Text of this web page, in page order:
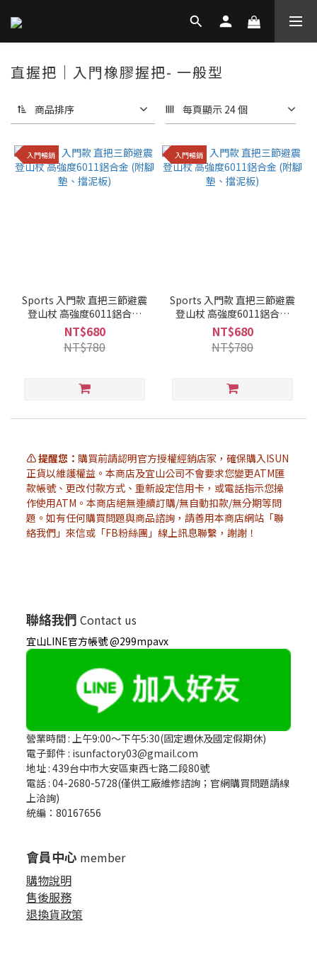
直握把｜入門橡膠握把- 一般型
商品排序 每頁顯示 24 個
入門暢銷
Sports 入門款 直把三節避震
登山杖 高強度6011鋁合金
(附腳墊、擋泥板)
NT$680
NT$780
入門暢銷
Sports 入門款 直把三節避震
登山杖 高強度6011鋁合金
(附腳墊、擋泥板)
NT$680
NT$780
⚠️ 提醒您： 購買前請認明官方授權經銷店家，確保購入ISUN
正貨以維護權益。本商店及宜山公司不會要求您變更ATM匯
款帳號、更改付款方式、重新設定信用卡，或電話指示您操
作使用ATM。本商店絕無連續訂購/無自動扣款/無分期等問
題。如有任何購買問題與商品諮詢，請善用本商店網站「聯
絡我們」來信或「FB粉絲團」線上訊息聯繫，謝謝！
聯絡我們 Contact us
宜山LINE官方帳號 @299mpavx
營業時間 : 上午9:00～下午5:30(固定週休及國定假期休)
電子郵件 : isunfactory03@gmail.com
地址 : 439台中市大安區東西七路二段80號
電話 : 04-2680-5728(僅供工廠維修諮詢；官網購買問題請線
上洽詢)
統編：80167656
會員中心 member
購物說明
售後服務
退換貨政策